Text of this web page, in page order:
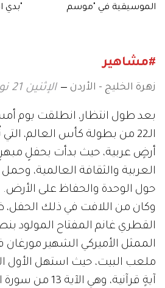
الموسيقية في "موسم
"بدي
#مشاهير
زهرة الخليج - الأردن الإثنين 21 نوفمبر 2022 15:27
بعد طول انتظار، انطلقت يوم
الـ22 من بطولة كأس العالم،
أرضٍ عربية، حيث بدأت بحفلٍ
العربية والثقافة العالمية،
حول الوحدة والحفاظ على الأرض.
وكان من اللافت في ذلك
القطري غانم المفتاح المولود
الممثل الأميركي الشهير
ملعب البيت، حيث استهل الأول
آيةٍ قرآنية، وهي